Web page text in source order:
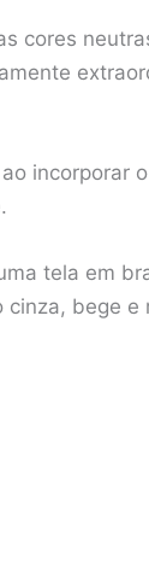
cores
incorporar
tela em
bege e